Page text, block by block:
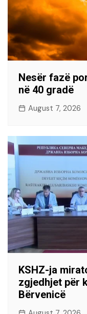
Nesër fazë
në 40 gradë
August 7, 2026
KSHZ-ja
zgjedhjet për
Bërvenicë